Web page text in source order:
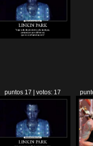
puntos 17 | votos: 17